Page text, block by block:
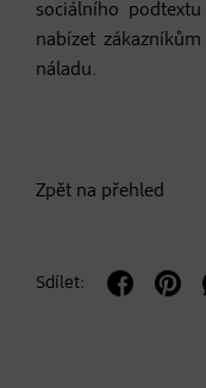
sociálního
nabízet
náladu.
Zpět na přehled
Sdílet: